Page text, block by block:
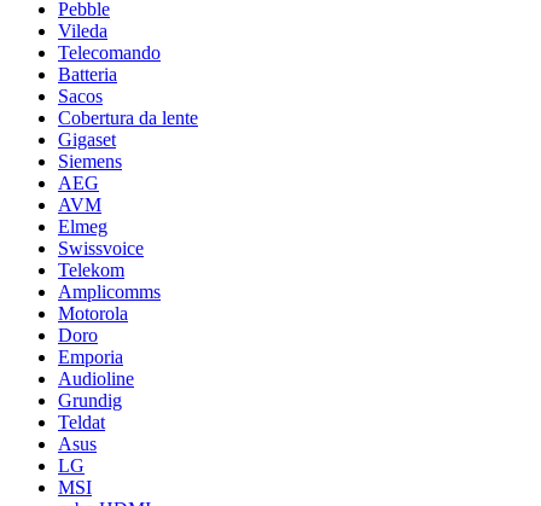
Pebble
Vileda
Telecomando
Batteria
Sacos
Cobertura da lente
Gigaset
Siemens
AEG
AVM
Elmeg
Swissvoice
Telekom
Amplicomms
Motorola
Doro
Emporia
Audioline
Grundig
Teldat
Asus
LG
MSI